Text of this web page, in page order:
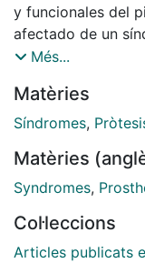
y funcionales del
afectado de un
proponen varios
técnicas: TAD y
Més...
Matèries
Síndromes,
Matèries
Syndromes,
Col·leccions
Articles publicats